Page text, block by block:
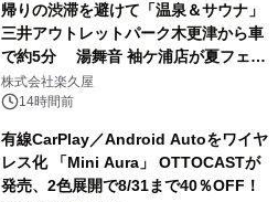
帰りの渋滞を避けて「温泉＆サウナ」
三井アウトレットパーク木更津から車
で約5分 湯舞音 袖ケ浦店が夏フェア
メニューを提供
株式会社楽久屋
14時間前
有線CarPlay／Android Autoをワイヤ
レス化 「Mini Aura」 OTTOCASTが
発売、2色展開で8/31まで40％OFF！